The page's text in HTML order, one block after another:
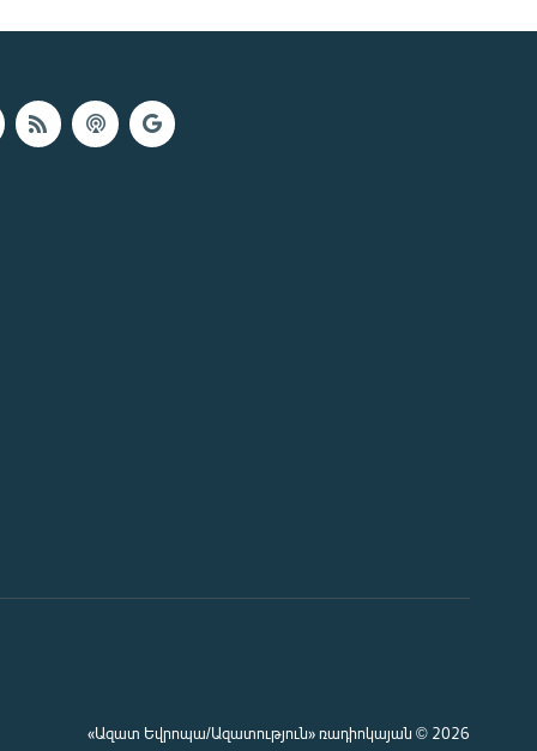
«Ազատ Եվրոպա/Ազատություն» ռադիոկայան © 2026